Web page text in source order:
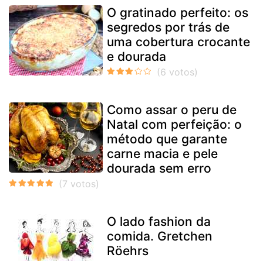
O gratinado perfeito: os
segredos por trás de
uma cobertura crocante
e dourada
Como assar o peru de
Natal com perfeição: o
método que garante
carne macia e pele
dourada sem erro
O lado fashion da
comida. Gretchen
Röehrs